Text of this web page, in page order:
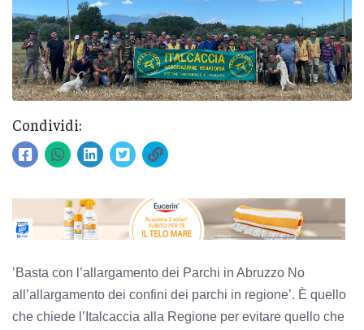
Condividi:
’Basta con l’allargamento dei Parchi in Abruzzo No
all’allargamento dei confini dei parchi in regione’. È quello
che chiede l’Italcaccia alla Regione per evitare quello che